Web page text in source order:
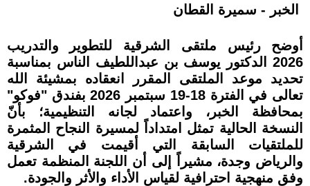
الخبر - سميرة القطان
أوضح رئيس ملتقى الشرقية للتطوير والتدريب
2026 الدكتور يوسف بن عبداللطيف الناس بمناسبة
تحديد موعد الملتقى المقرر انعقاده بمشيئة الله
تعالى في الفترة 18-19 سبتمبر 2026 بفندق "فوكو"
بمحافظة الخبر، واعتماد لجانه التنظيمية؛ بأنّ
النسخة الحالية تمثل امتداداً لمسيرة النجاح المثمرة
للملتقيات السابقة التي أقيمت في الشرقية
والرياض وجدة، مشيراً إلى أن اللجنة المنظمة تعمل
وفق منهجية احترافية لقياس الأداء والأثر والجودة.